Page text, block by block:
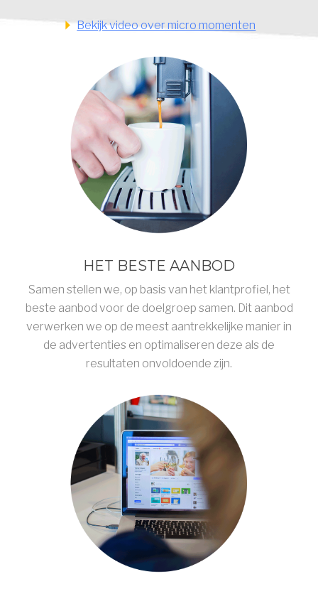
Bekijk video over micro momenten
HET BESTE AANBOD
Samen stellen we, op basis van het klantprofiel, het
beste aanbod voor de doelgroep samen. Dit aanbod
verwerken we op de meest aantrekkelijke manier in
de advertenties en optimaliseren deze als de
resultaten onvoldoende zijn.